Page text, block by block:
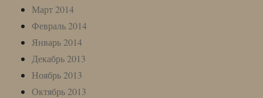
Март 2014
Февраль 2014
Январь 2014
Декабрь 2013
Ноябрь 2013
Октябрь 2013